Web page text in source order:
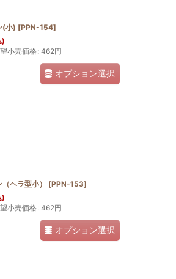
(小) [PPN-154]
)
小売価格: 462円
オプション選択
ヘラ型小） [PPN-153]
)
小売価格: 462円
オプション選択